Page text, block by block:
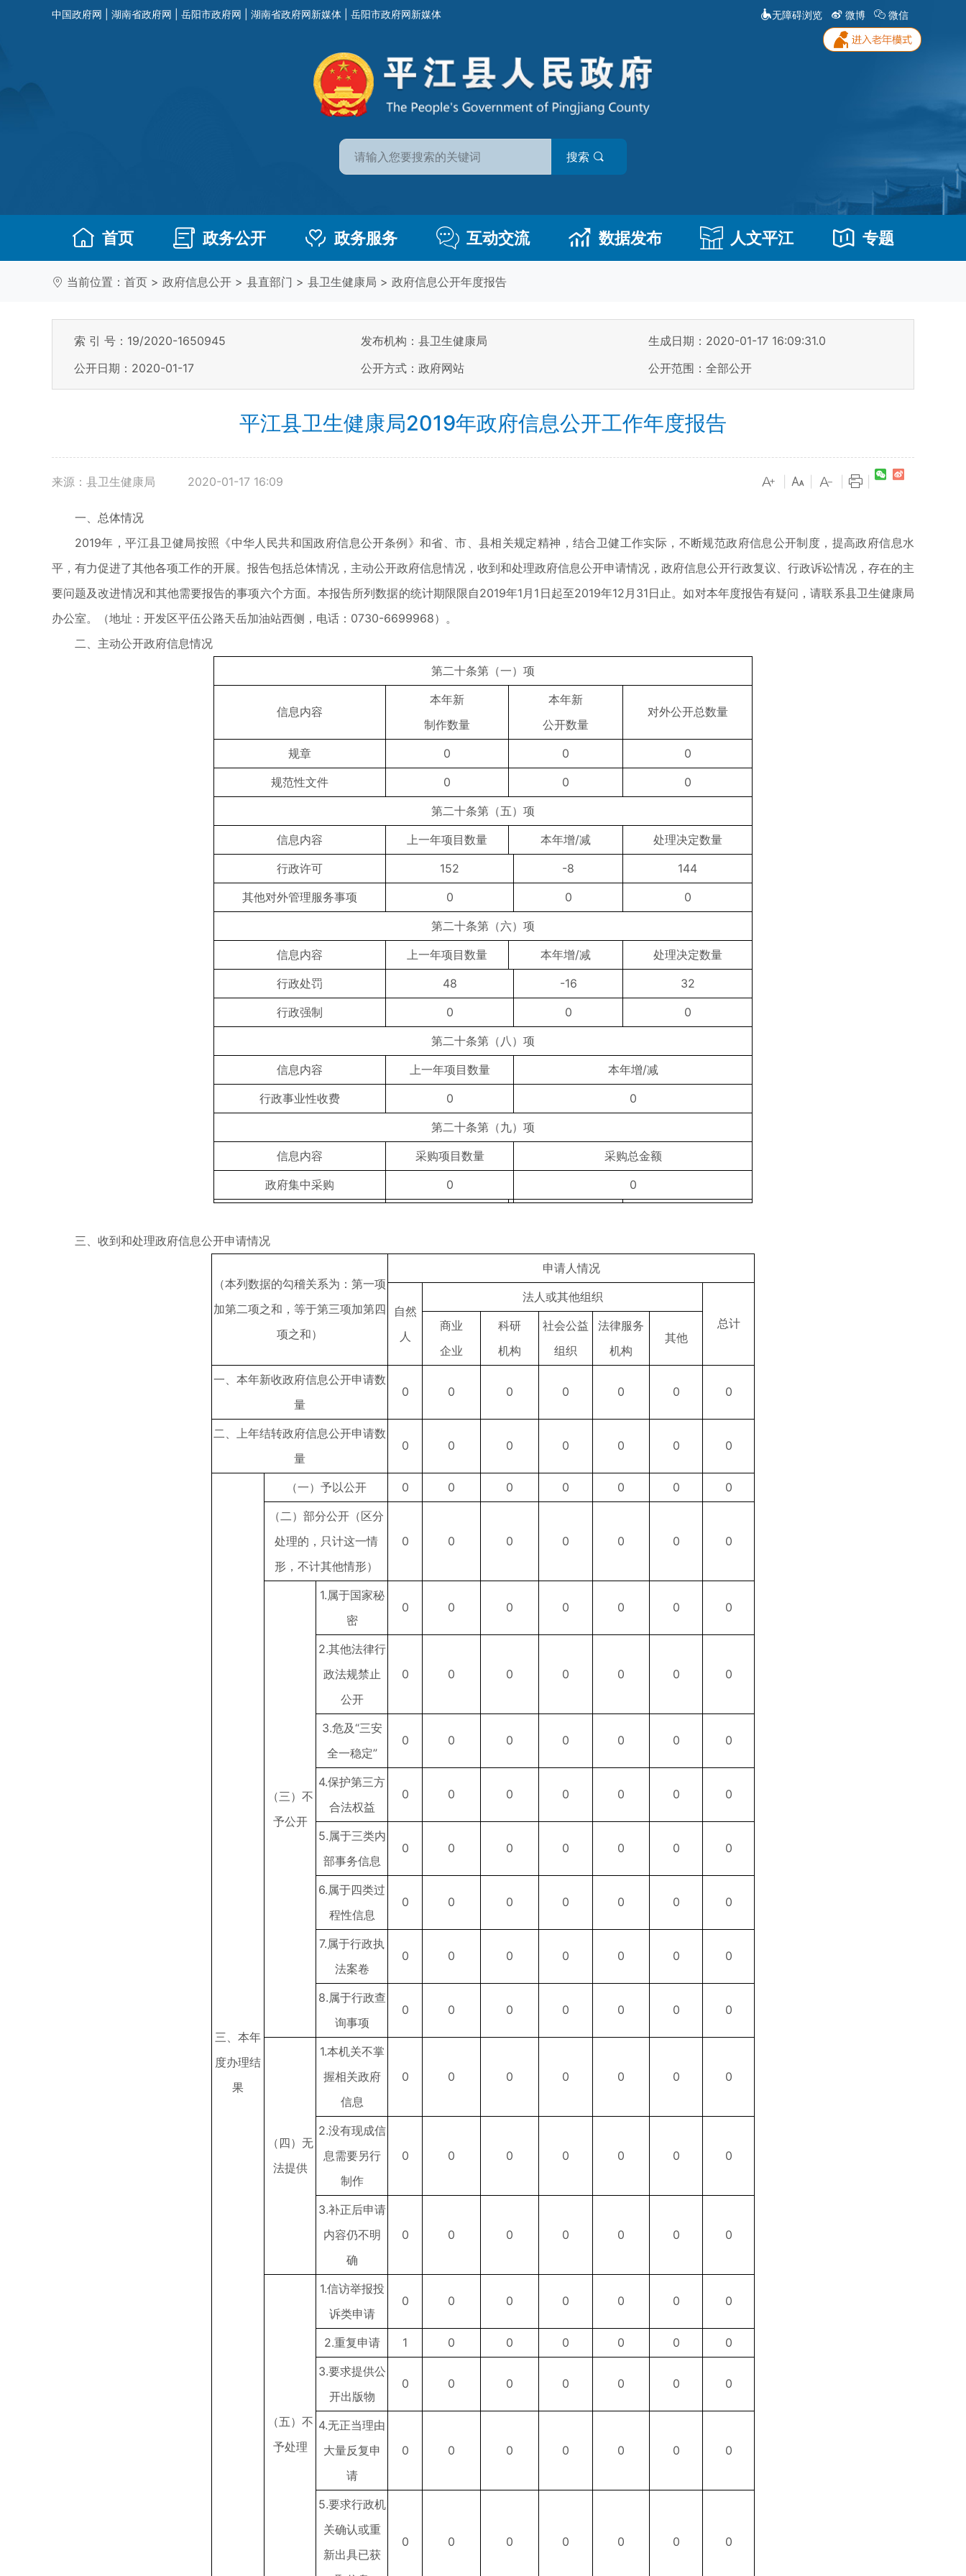
中国政府网 湖南省政府网 岳阳市政府网 湖南省政府网新媒体 岳阳市政府网新媒体 无障碍浏览 微博 微信
搜索
首页 政务公开 政务服务 互动交流 数据发布 人文平江 专题
当前位置： 首页 > 政府信息公开 > 县直部门 > 县卫生健康局 > 政府信息公开年度报告
索 引 号：19/2020-1650945 发布机构：县卫生健康局
生成日期：2020-01-17 16:09:31.0
公开日期：2020-01-17
公开方式：政府网站 公开范围：全部公开
平江县卫生健康局2019年政府信息公开工作年度报告
来源：县卫生健康局 2020-01-17 16:09
一、总体情况
2019年，平江县卫健局按照《中华人民共和国政府信息公开条例》和省、市、县相关规定精神，结合卫健工作实际，不断规范政府信息公开制度，提高政府信息水
平，有力促进了其他各项工作的开展。报告包括总体情况，主动公开政府信息情况，收到和处理政府信息公开申请情况，政府信息公开行政复议、行政诉讼情况，存在的主
要问题及改进情况和其他需要报告的事项六个方面。本报告所列数据的统计期限限自2019年1月1日起至2019年12月31日止。如对本年度报告有疑问，请联系县卫生健康局
办公室。（地址：开发区平伍公路天岳加油站西侧，电话：0730-6699968）。
二、主动公开政府信息情况
第二十条第（一）项
信息内容
本年新
制作数量
本年新
公开数量
对外公开总数量
规章 0 0
0
规范性文件
0 0
0
第二十条第（五）项
信息内容
上一年项目数量 本年增/减
处理决定数量
行政许可
152 -8
144
其他对外管理服务事项
0 0
0
第二十条第（六）项
信息内容
上一年项目数量 本年增/减
处理决定数量
行政处罚
48 -16
32
行政强制
0 0
0
第二十条第（八）项
信息内容
上一年项目数量
本年增/减
行政事业性收费
0
0
第二十条第（九）项
信息内容
采购项目数量
采购总金额
政府集中采购
0 0
三、收到和处理政府信息公开申请情况
（本列数据的勾稽关系为：第一项
加第二项之和，等于第三项加第四
项之和）
申请人情况
自然
人
法人或其他组织
总计
商业
企业
科研
机构
社会公益
组织
法律服务
机构
其他
一、本年新收政府信息公开申请数
量
0 0 0 0 0 0 0
二、上年结转政府信息公开申请数
量
0 0 0 0 0 0 0
三、本年
度办理结
果
（一）予以公开 0 0 0 0 0 0
0
（二）部分公开（区分
处理的，只计这一情
形，不计其他情形）
0 0 0 0 0 0 0
（三）不
予公开
1.属于国家秘
密
0 0 0 0 0 0 0
2.其他法律行
政法规禁止
公开
0 0 0 0 0 0 0
3.危及“三安
全一稳定”
0 0 0 0 0 0 0
4.保护第三方
合法权益
0 0 0 0 0 0 0
5.属于三类内
部事务信息
0 0 0 0 0 0 0
6.属于四类过
程性信息
0 0 0 0 0 0 0
7.属于行政执
法案卷
0 0 0 0 0 0 0
8.属于行政查
询事项
0 0 0 0 0 0 0
（四）无
法提供
1.本机关不掌
握相关政府
信息
0 0 0 0 0 0 0
2.没有现成信
息需要另行
制作
0 0 0 0 0 0 0
3.补正后申请
内容仍不明
确
0 0 0 0 0 0 0
（五）不
予处理
1.信访举报投
诉类申请
0 0 0 0 0 0 0
2.重复申请 1 0 0 0 0 0
0
3.要求提供公
开出版物
0 0 0 0 0 0 0
4.无正当理由
大量反复申
请
0 0 0 0 0 0 0
5.要求行政机
关确认或重
新出具已获
0 0 0 0 0 0 0